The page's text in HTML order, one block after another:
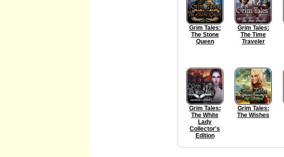
Grim Tales:
The Stone
Queen
Grim Tales:
The Time
Traveler
Grim Tales:
The White
Lady
Collector's
Edition
Grim Tales:
The Wishes